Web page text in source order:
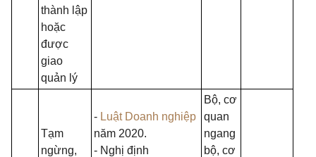
thành lập
hoặc
được
giao
quản lý
Tạm
ngừng,
- Luật Doanh nghiệp
năm 2020.
- Nghị định
Bộ, cơ
quan
ngang
bộ, cơ